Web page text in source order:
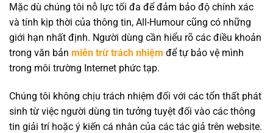
Mặc dù chúng tôi nỗ lực tối đa để đảm bảo độ chính xác
và tính kịp thời của thông tin, All-Humour cũng có những
giới hạn nhất định. Người dùng cần hiểu rõ các điều khoản
trong văn bản miễn trừ trách nhiệm để tự bảo vệ mình
trong môi trường Internet phức tạp.
Chúng tôi không chịu trách nhiệm đối với các tổn thất phát
sinh từ việc người dùng tin tưởng tuyệt đối vào các thông
tin giải trí hoặc ý kiến cá nhân của các tác giả trên website.